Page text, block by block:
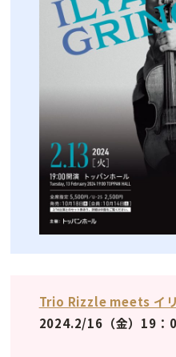
Trio Rizzle meets イ
2024.2/16（金）19：